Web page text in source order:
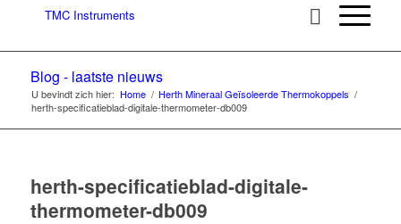
Blog - laatste nieuws
U bevindt zich hier: Home / Herth Mineraal Geïsoleerde Thermokoppels /
herth-specificatieblad-digitale-thermometer-db009
herth-specificatieblad-digitale-
thermometer-db009